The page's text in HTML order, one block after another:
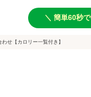
＼ 簡単60秒
せ【カロリー一覧付き】